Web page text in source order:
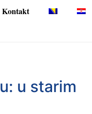
Kontakt
u starim